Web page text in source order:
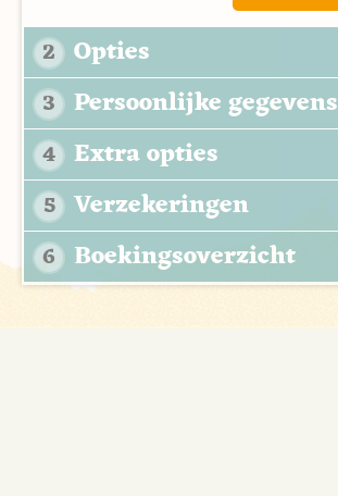
2 Opties
3 Persoonlijke gegevens
4 Extra opties
5 Verzekeringen
6 Boekingsoverzicht